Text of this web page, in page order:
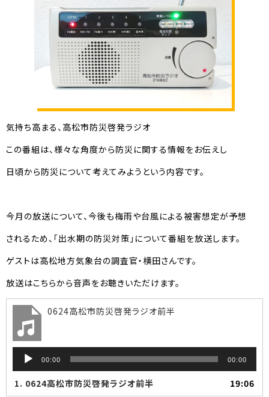
気持ち高まる、高松市防災啓発ラジオ
この番組は、様々な角度から防災に関する情報をお伝えし
日頃から防災について考えてみようという内容です。
今月の放送について、今後も梅雨や台風による被害想定が予想
されるため、「出水期の防災対策」について番組を放送します。
ゲストは高松地方気象台の調査官・横田さんです。
放送はこちらから音声をお聴きいただけます。
0624高松市防災啓発ラジオ前半
プ
レ
00:00 00:00
1. 0624高松市防災啓発ラジオ前半 19:06